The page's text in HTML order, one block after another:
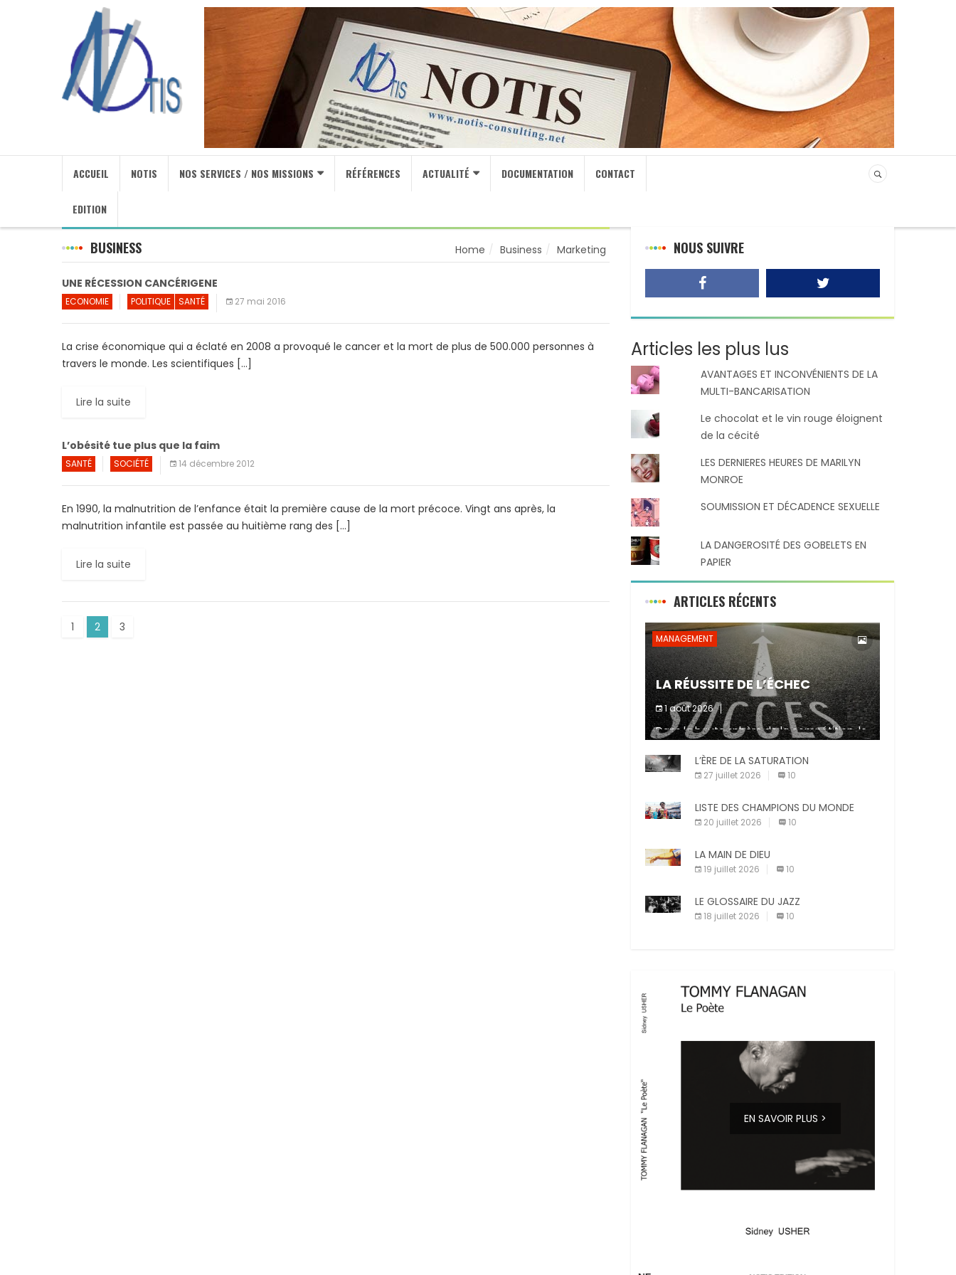
ACCUEIL NOTIS NOS SERVICES / NOS MISSIONS RÉFÉRENCES ACTUALITÉ DOCUMENTATION CONTACT
EDITION
BUSINESS Home Business Marketing
UNE RÉCESSION CANCÉRIGENE
ECONOMIE POLITIQUE SANTÉ 27 mai 2016
La crise économique qui a éclaté en 2008 a provoqué le cancer et la mort de plus de 500.000 personnes à
travers le monde. Les scientifiques […]
Lire la suite
L’obésité tue plus que la faim
SANTÉ SOCIÉTÉ 14 décembre 2012
En 1990, la malnutrition de l’enfance était la première cause de la mort précoce. Vingt ans après, la
malnutrition infantile est passée au huitième rang des […]
Lire la suite
1 2 3
NOUS SUIVRE
Articles les plus lus
AVANTAGES ET INCONVÉNIENTS DE LA
MULTI-BANCARISATION
Le chocolat et le vin rouge éloignent
de la cécité
LES DERNIERES HEURES DE MARILYN
MONROE
SOUMISSION ET DÉCADENCE SEXUELLE
LA DANGEROSITÉ DES GOBELETS EN
PAPIER
ARTICLES RÉCENTS
MANAGEMENT
LA RÉUSSITE DE L’ÉCHEC
1 août 2026
Dans la haute sphère de la compétition, le
fait de ne pas atteindre un objectif est un
signe d’incompétence et une source de
sanctions diverses (avertissement, […]
L’ÈRE DE LA SATURATION
27 juillet 2026 10
LISTE DES CHAMPIONS DU MONDE
20 juillet 2026 10
LA MAIN DE DIEU
19 juillet 2026 10
LE GLOSSAIRE DU JAZZ
18 juillet 2026 10
EN SAVOIR PLUS >